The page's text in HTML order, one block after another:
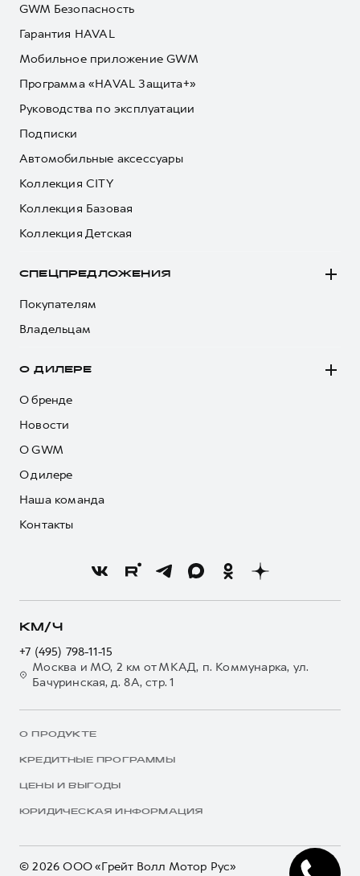
GWM Безопасность
Гарантия HAVAL
Мобильное приложение GWM
Программа «HAVAL Защита+»
Руководства по эксплуатации
Подписки
Автомобильные аксессуары
Коллекция CITY
Коллекция Базовая
Коллекция Детская
СПЕЦПРЕДЛОЖЕНИЯ
Покупателям
Владельцам
О ДИЛЕРЕ
О бренде
Новости
О GWM
О дилере
Наша команда
Контакты
КМ/Ч
+7 (495) 798-11-15
Москва и МО, 2 км от МКАД, п. Коммунарка, ул.
Бачуринская, д. 8А, стр. 1
О ПРОДУКТЕ
КРЕДИТНЫЕ ПРОГРАММЫ
ЦЕНЫ И ВЫГОДЫ
ЮРИДИЧЕСКАЯ ИНФОРМАЦИЯ
© 2026 ООО «Грейт Волл Мотор Рус»